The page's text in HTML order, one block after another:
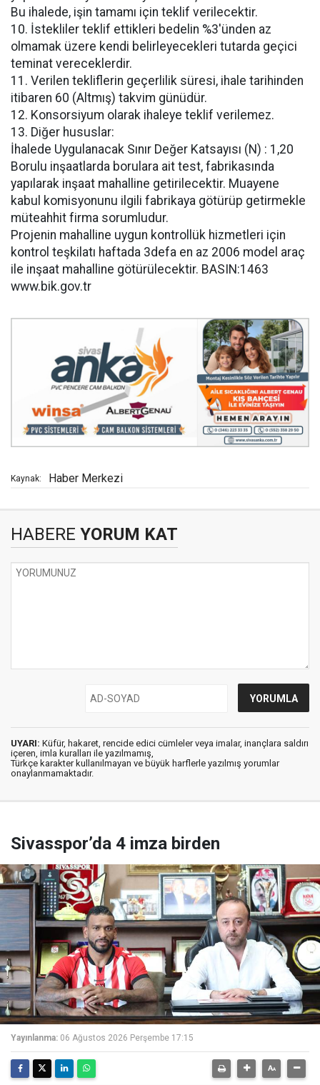
Bu ihalede, işin tamamı için teklif verilecektir.
10. İstekliler teklif ettikleri bedelin %3'ünden az
olmamak üzere kendi belirleyecekleri tutarda geçici
teminat vereceklerdir.
11. Verilen tekliflerin geçerlilik süresi, ihale tarihinden
itibaren 60 (Altmış) takvim günüdür.
12. Konsorsiyum olarak ihaleye teklif verilemez.
13. Diğer hususlar:
İhalede Uygulanacak Sınır Değer Katsayısı (N) : 1,20
Borulu inşaatlarda borulara ait test, fabrikasında
yapılarak inşaat mahalline getirilecektir. Muayene
kabul komisyonunu ilgili fabrikaya götürüp getirmekle
müteahhit firma sorumludur.
Projenin mahalline uygun kontrollük hizmetleri için
kontrol teşkilatı haftada 3defa en az 2006 model araç
ile inşaat mahalline götürülecektir. BASIN:1463
www.bik.gov.tr
Kaynak: Haber Merkezi
HABERE YORUM KAT
UYARI: Küfür, hakaret, rencide edici cümleler veya imalar, inançlara saldırı
içeren, imla kuralları ile yazılmamış,
Türkçe karakter kullanılmayan ve büyük harflerle yazılmış yorumlar
onaylanmamaktadır.
Sivasspor’da 4 imza birden
Yayınlanma: 06 Ağustos 2026 Perşembe 17:15